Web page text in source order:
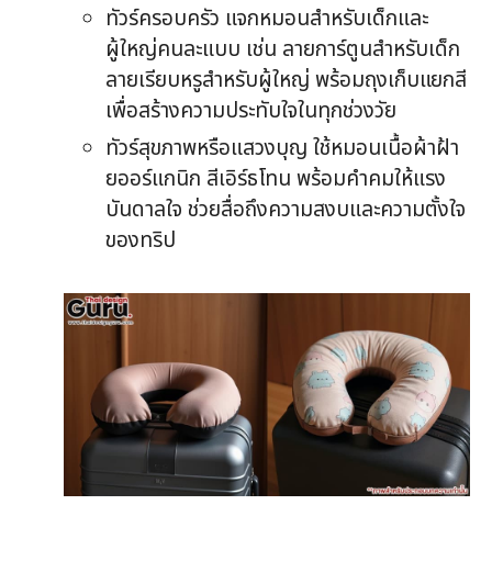
ทัวร์ครอบครัว แจกหมอนสำหรับเด็กและ
ผู้ใหญ่คนละแบบ เช่น ลายการ์ตูนสำหรับเด็ก
ลายเรียบหรูสำหรับผู้ใหญ่ พร้อมถุงเก็บแยกสี
เพื่อสร้างความประทับใจในทุกช่วงวัย
ทัวร์สุขภาพหรือแสวงบุญ ใช้หมอนเนื้อผ้าฝ้า
ยออร์แกนิก สีเอิร์ธโทน พร้อมคำคมให้แรง
บันดาลใจ ช่วยสื่อถึงความสงบและความตั้งใจ
ของทริป